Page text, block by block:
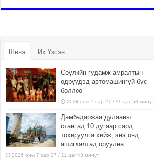
Шинэ Их Үзсэн
Сөүлийн гудамж амралтын
өдрүүдэд автомашингүй бүс
боллоо
2026 оны 7 сар 27 / 11 цаг 58 минут
Дамбадаржаа дулааны
станцад 10 дугаар сард
тохируулга хийж, энэ онд
ашиглалтад оруулна
2026 оны 7 сар 27 / 11 цаг 43 минут